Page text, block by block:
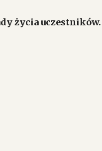
życia uczestników.